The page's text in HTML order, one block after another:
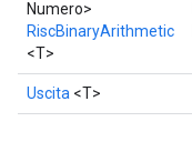
Numero>
RiscBinaryArithmetic
<T>
Uscita <T>